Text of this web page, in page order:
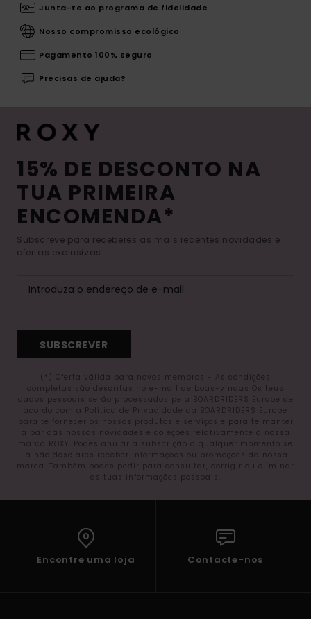
Junta-te ao programa de fidelidade
Nosso compromisso ecológico
Pagamento 100% seguro
Precisas de ajuda?
15% DE DESCONTO NA
TUA PRIMEIRA
ENCOMENDA*
Subscreve para receberes as mais recentes novidades e
ofertas exclusivas.
SUBSCREVER
(*) Oferta válida para novos membros - As condições
completas são descritas no e-mail de boas-vindas Os teus
dados pessoais serão processados pela BOARDRIDERS Europe de
acordo com a Política de Privacidade da BOARDRIDERS Europe
para te fornecer os nossos produtos e serviços e para te manter
a par das nossas novidades e coleções relativamente à nossa
marca ROXY. Podes anular a subscrição a qualquer momento se
já não desejares receber informações ou promoções da nossa
marca. Também podes pedir para consultar, corrigir ou eliminar
as tuas informações pessoais.
Encontre uma loja Contacte-nos